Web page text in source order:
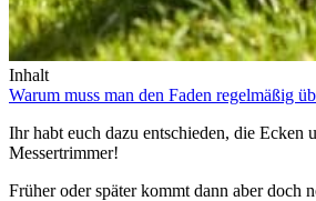
Inhalt
Warum muss man den Faden regelmäßig
Ihr habt euch dazu entschieden, die Ecken
Messertrimmer!
Früher oder später kommt dann aber doch